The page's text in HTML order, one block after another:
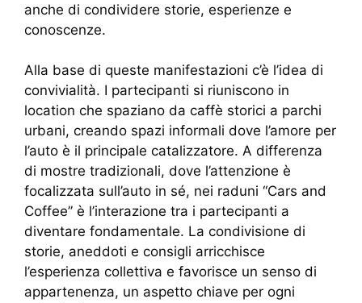
anche di condividere storie, esperienze e
conoscenze.
Alla base di queste manifestazioni c’è l’idea di
convivialità. I partecipanti si riuniscono in
location che spaziano da caffè storici a parchi
urbani, creando spazi informali dove l’amore per
l’auto è il principale catalizzatore. A differenza
di mostre tradizionali, dove l’attenzione è
focalizzata sull’auto in sé, nei raduni “Cars and
Coffee” è l’interazione tra i partecipanti a
diventare fondamentale. La condivisione di
storie, aneddoti e consigli arricchisce
l’esperienza collettiva e favorisce un senso di
appartenenza, un aspetto chiave per ogni